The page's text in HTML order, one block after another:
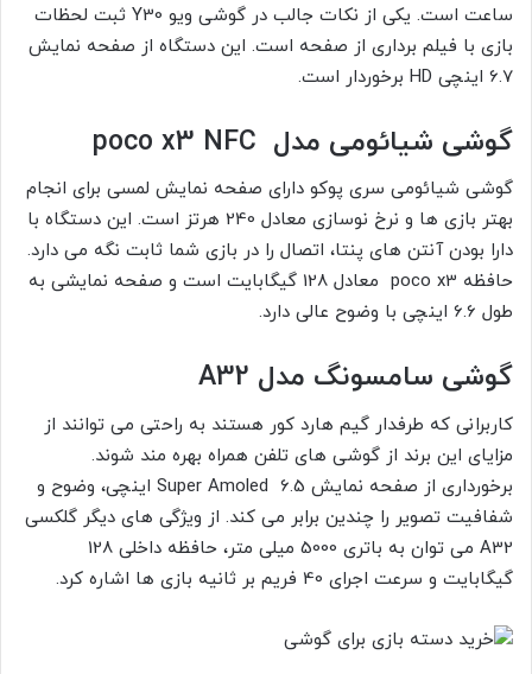
ساعت است. یکی از نکات جالب در گوشی ویو Y30 ثبت لحظات
بازی با فیلم برداری از صفحه است. این دستگاه از صفحه نمایش
6.7 اینچی HD برخوردار است.
گوشی شیائومی مدل poco x3 NFC
گوشی شیائومی سری پوکو دارای صفحه نمایش لمسی برای انجام
بهتر بازی ها و نرخ نوسازی معادل 240 هرتز است. این دستگاه با
دارا بودن آنتن های پنتا، اتصال را در بازی شما ثابت نگه می دارد.
حافظه poco x3 معادل 128 گیگابایت است و صفحه نمایشی به
طول 6.6 اینچی با وضوح عالی دارد.
گوشی سامسونگ مدل A32
کاربرانی که طرفدار گیم هارد کور هستند به راحتی می توانند از
مزایای این برند از گوشی های تلفن همراه بهره مند شوند.
برخورداری از صفحه نمایش Super Amoled 6.5 اینچی، وضوح و
شفافیت تصویر را چندین برابر می کند. از ویژگی های دیگر گلکسی
A32 می توان به باتری 5000 میلی متر، حافظه داخلی 128
گیگابایت و سرعت اجرای 40 فریم بر ثانیه بازی ها اشاره کرد.